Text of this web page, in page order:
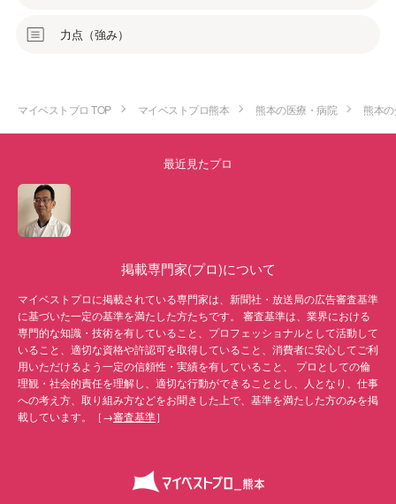
力点（強み）
マイベストプロ TOP マイベストプロ熊本 熊本の医療・病院 熊本
最近見たプロ
掲載専門家(プロ)について
マイベストプロに掲載されている専門家は、新聞社・放送局の広告審査基準
に基づいた一定の基準を満たした方たちです。 審査基準は、業界における
専門的な知識・技術を有していること、プロフェッショナルとして活動して
いること、適切な資格や許認可を取得していること、消費者に安心してご利
用いただけるよう一定の信頼性・実績を有していること、 プロとしての倫
理観・社会的責任を理解し、適切な行動ができることとし、人となり、仕事
への考え方、取り組み方などをお聞きした上で、基準を満たした方のみを掲
載しています。［→審査基準］